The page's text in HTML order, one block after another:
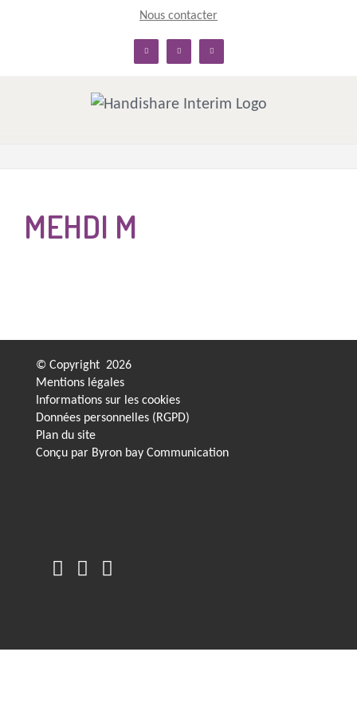
Nous contacter
linkedin facebook twitter
MEHDI M
© Copyright 2026
Mentions légales
Informations sur les cookies
Données personnelles (RGPD)
Plan du site
Conçu par Byron bay Communication